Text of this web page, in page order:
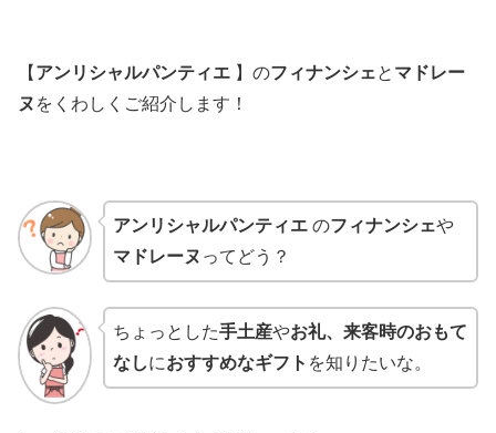
【 アンリシャルパンティエ 】のフィナンシェと マドレー
ヌ をくわしくご紹介します！
アンリシャルパンティエのフィナンシェや
マドレーヌ ってどう？
ちょっとした手土産やお礼、来客時のおもて
なしにおすすめなギフト を知りたいな。